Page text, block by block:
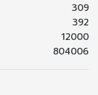
309
392
12000
804006